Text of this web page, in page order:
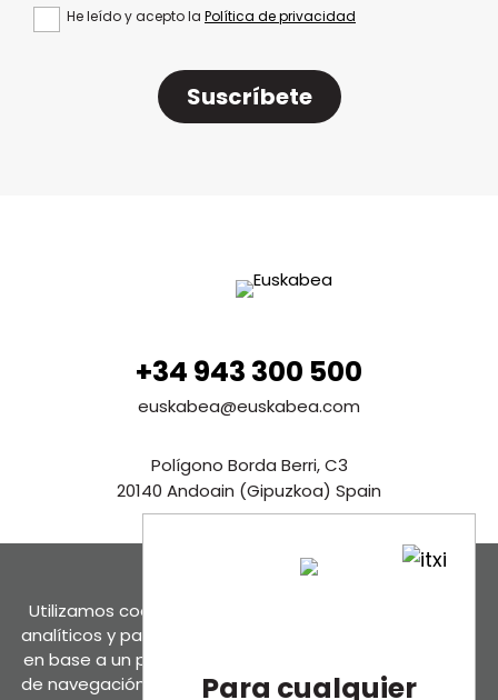
He leído y acepto la Política de privacidad
Suscríbete
+34 943 300 500
euskabea@euskabea.com
Polígono Borda Berri, C3
20140 Andoain (Gipuzkoa) Spain
Utilizamos cookies propias y de terceros para fines
analíticos y para mostrarte publicidad personalizada
en base a un perfil elaborado a partir de tus hábitos
de navegación (por ejemplo, páginas visitadas).
Para cualquier